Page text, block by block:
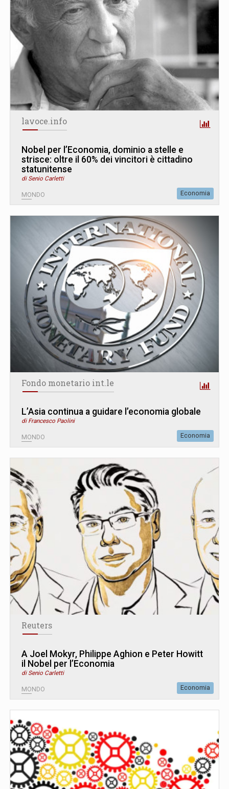
lavoce.info
Nobel per l’Economia, dominio a stelle e
strisce: oltre il 60% dei vincitori è cittadino
statunitense
di Senio Carletti
MONDO Economia
Fondo monetario int.le
L’Asia continua a guidare l’economia globale
di Francesco Paolini
MONDO Economia
Reuters
A Joel Mokyr, Philippe Aghion e Peter Howitt
il Nobel per l’Economia
di Senio Carletti
MONDO Economia